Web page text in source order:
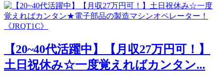
【20~40代活躍中】【月収27万円可！】
土日祝休み☆一度覚えればカンタン...